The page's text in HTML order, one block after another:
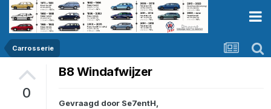
Carrosserie
0
B8 Windafwijzer
Gevraagd door Se7entH,